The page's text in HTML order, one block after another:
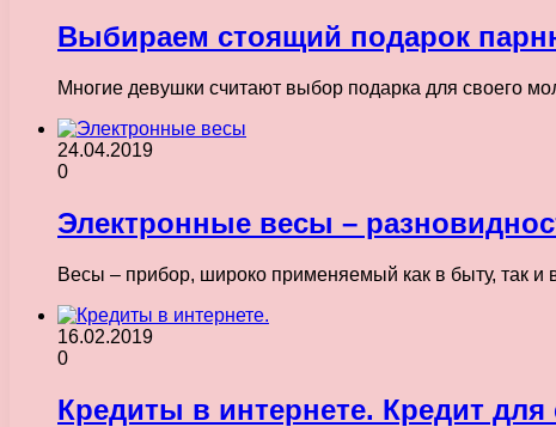
Выбираем стоящий подарок
Многие девушки считают выбор подарка для своего
24.04.2019
0
Электронные весы –
Весы – прибор, широко применяемый как в быту, так и
16.02.2019
0
Кредиты в интернете. Кредит